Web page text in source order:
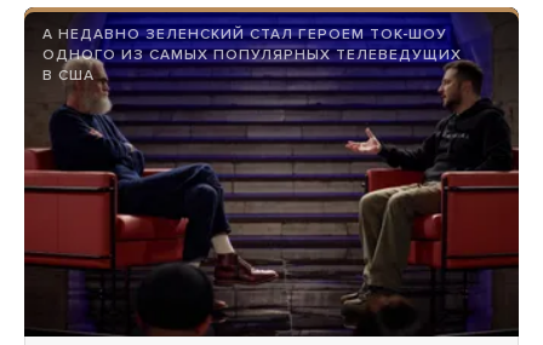
А НЕДАВНО ЗЕЛЕНСКИЙ СТАЛ ГЕРОЕМ ТОК-ШОУ
ОДНОГО ИЗ САМЫХ ПОПУЛЯРНЫХ ТЕЛЕВЕДУЩИХ
В США